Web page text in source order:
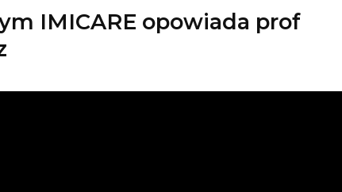
IMICARE opowiada prof